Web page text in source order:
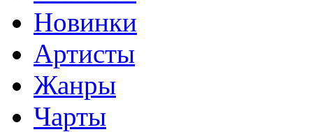
Новинки
Артисты
Жанры
Чарты